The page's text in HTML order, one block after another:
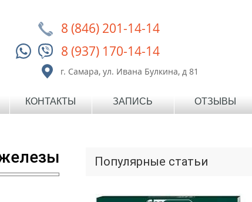
8 (846) 201-14-14
8 (937) 170-14-14
г. Самара, ул. Ивана Булкина, д 81
КОНТАКТЫ ЗАПИСЬ ОТЗЫВЫ
Популярные статьи